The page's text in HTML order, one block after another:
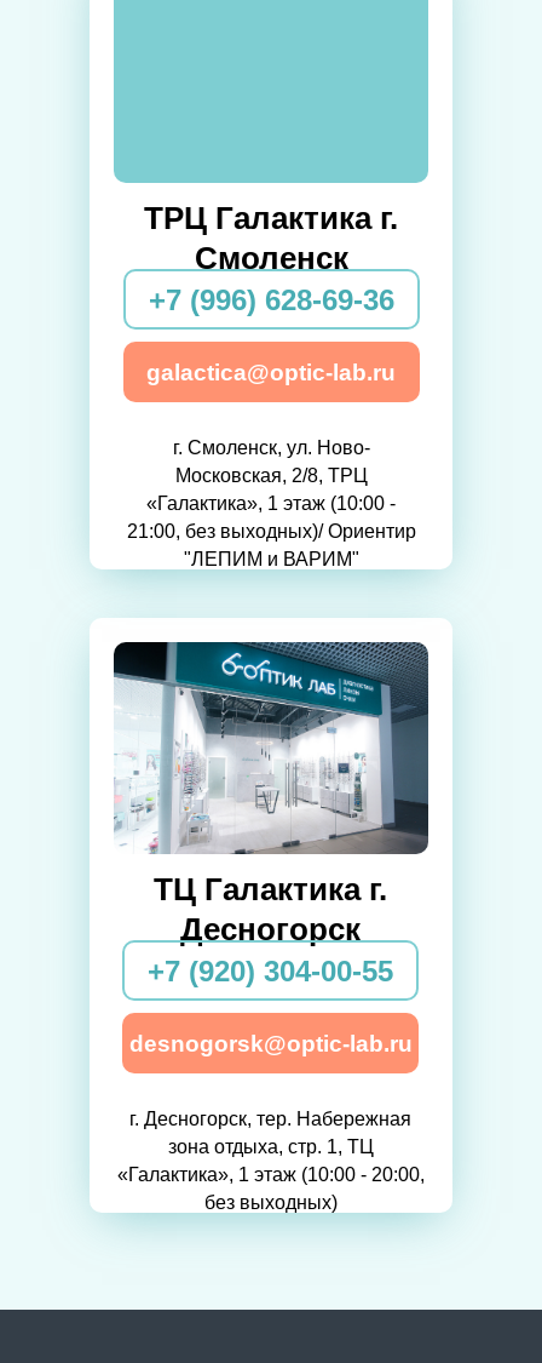
ТЦ Галактика г.
Десногорск
+7 (920) 304-00-55
desnogorsk@optic-lab.ru
г. Десногорск, тер. Набережная
зона отдыха, стр. 1, ТЦ
«Галактика», 1 этаж (10:00 - 20:00,
без выходных)
+7 (996) 628-69-36
galactica@optic-lab.ru
ТРЦ Галактика г.
Смоленск
г. Смоленск, ул. Ново-
Московская, 2/8, ТРЦ
«Галактика», 1 этаж (10:00 -
21:00, без выходных)/ Ориентир
"ЛЕПИМ и ВАРИМ"